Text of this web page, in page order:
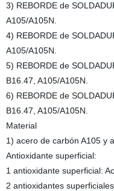
3) REBORDE de
A105/A105N.
4) REBORDE de
A105/A105N.
5) REBORDE de
B16.47, A105/A105N.
6) REBORDE de
B16.47, A105/A105N.
Material
1) acero de carbón A105 y
Antioxidante superficial:
1 antioxidante superficial:
2 antioxidantes